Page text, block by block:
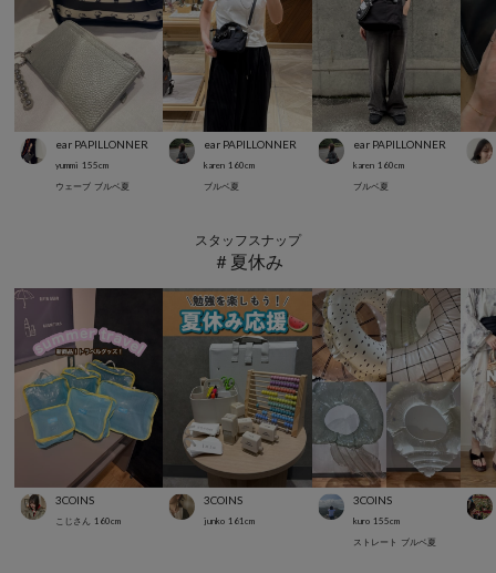
ear PAPILLONNER
yummi 155cm
ウェーブ ブルベ夏
ear PAPILLONNER
karen 160cm
ブルベ夏
ear PAPILLONNER
karen 160cm
ブルベ夏
スタッフスナップ
＃夏休み
3COINS
こじさん 160cm
3COINS
junko 161cm
3COINS
kuro 155cm
ストレート ブルベ夏